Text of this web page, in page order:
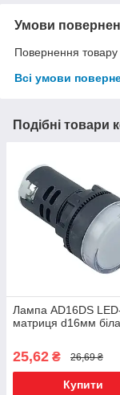
Умови
Повернення товару
Всі умови
Подібні товари
Лампа AD16DS
матриця d16мм
25,62 ₴ 26,69 ₴
Купити